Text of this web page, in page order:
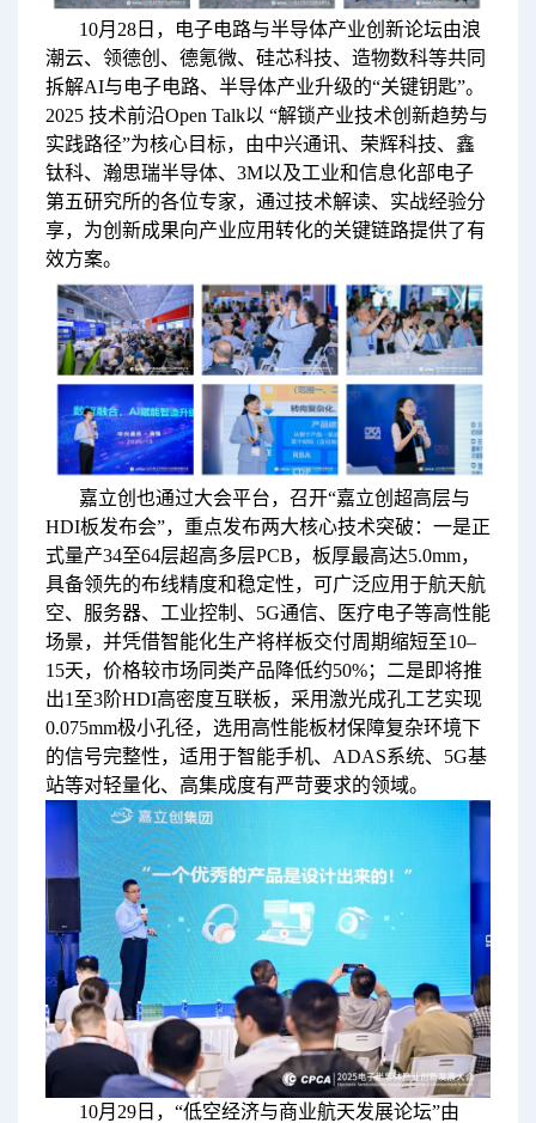
10月28日，电子电路与半导体产业创新论坛由浪
潮云、领德创、德氪微、硅芯科技、造物数科等共同
拆解AI与电子电路、半导体产业升级的“关键钥匙”。
2025 技术前沿Open Talk以 “解锁产业技术创新趋势与
实践路径”为核心目标，由中兴通讯、荣辉科技、鑫
钛科、瀚思瑞半导体、3M以及工业和信息化部电子
第五研究所的各位专家，通过技术解读、实战经验分
享，为创新成果向产业应用转化的关键链路提供了有
效方案。
嘉立创也通过大会平台，召开“嘉立创超高层与
HDI板发布会”，重点发布两大核心技术突破：一是正
式量产34至64层超高多层PCB，板厚最高达5.0mm，
具备领先的布线精度和稳定性，可广泛应用于航天航
空、服务器、工业控制、5G通信、医疗电子等高性能
场景，并凭借智能化生产将样板交付周期缩短至10–
15天，价格较市场同类产品降低约50%；二是即将推
出1至3阶HDI高密度互联板，采用激光成孔工艺实现
0.075mm极小孔径，选用高性能板材保障复杂环境下
的信号完整性，适用于智能手机、ADAS系统、5G基
站等对轻量化、高集成度有严苛要求的领域。
10月29日，“低空经济与商业航天发展论坛”由